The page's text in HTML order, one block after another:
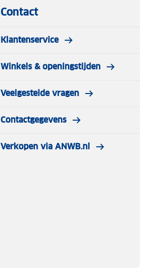
Contact
Klantenservice
Winkels & openingstijden
Veelgestelde vragen
Contactgegevens
Verkopen via ANWB.nl